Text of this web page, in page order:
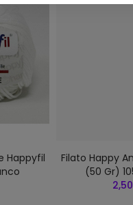
Happyfil
Filato Happy
(50 Gr)